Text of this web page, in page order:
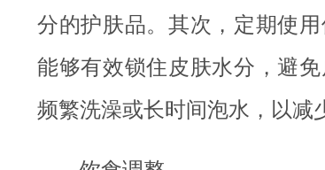
分的护肤品。其次，定期使
能够有效锁住皮肤水分，避
频繁洗澡或长时间泡水，以减